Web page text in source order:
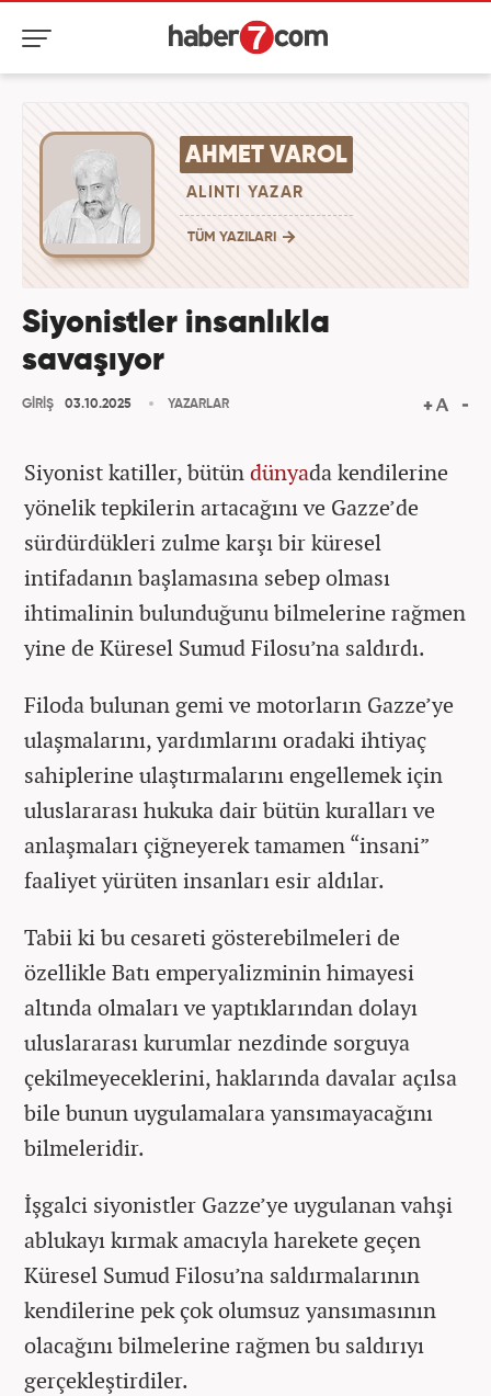
AHMET VAROL
ALINTI YAZAR
TÜM YAZILARI
Siyonistler insanlıkla
savaşıyor
GİRİŞ 03.10.2025 YAZARLAR
Siyonist katiller, bütündünyada kendilerine
yönelik tepkilerin artacağını ve Gazze’de
sürdürdükleri zulme karşı bir küresel
intifadanın başlamasına sebep olması
ihtimalinin bulunduğunu bilmelerine rağmen
yine de Küresel Sumud Filosu’na saldırdı.
Filoda bulunan gemi ve motorların Gazze’ye
ulaşmalarını, yardımlarını oradaki ihtiyaç
sahiplerine ulaştırmalarını engellemek için
uluslararası hukuka dair bütün kuralları ve
anlaşmaları çiğneyerek tamamen “insani”
faaliyet yürüten insanları esir aldılar.
Tabii ki bu cesareti gösterebilmeleri de
özellikle Batı emperyalizminin himayesi
altında olmaları ve yaptıklarından dolayı
uluslararası kurumlar nezdinde sorguya
çekilmeyeceklerini, haklarında davalar açılsa
bile bunun uygulamalara yansımayacağını
bilmeleridir.
İşgalci siyonistler Gazze’ye uygulanan vahşi
ablukayı kırmak amacıyla harekete geçen
Küresel Sumud Filosu’na saldırmalarının
kendilerine pek çok olumsuz yansımasının
olacağını bilmelerine rağmen bu saldırıyı
gerçekleştirdiler.